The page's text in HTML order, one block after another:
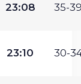
23:08 35-
23:10 30-